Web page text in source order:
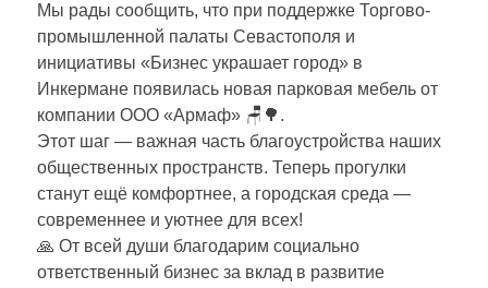
Мы рады сообщить, что при поддержке Торгово-
промышленной палаты Севастополя и
инициативы «Бизнес украшает город» в
Инкермане появилась новая парковая мебель от
компании ООО «Армаф» 🪑🌳.
Этот шаг — важная часть благоустройства наших
общественных пространств. Теперь прогулки
станут ещё комфортнее, а городская среда —
современнее и уютнее для всех!
🙏 От всей души благодарим социально
ответственный бизнес за вклад в развитие